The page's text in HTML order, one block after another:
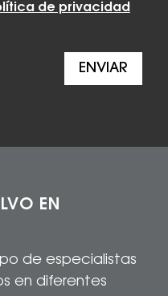
de privacidad
ENVIAR
EN
de especialistas
en diferentes